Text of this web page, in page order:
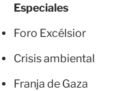
Especiales
Foro Excélsior
Crisis ambiental
Franja de Gaza